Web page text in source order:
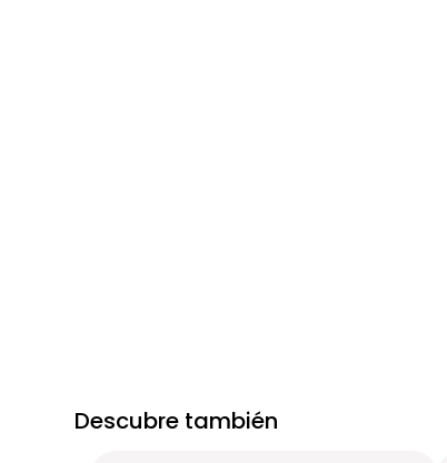
Descubre también